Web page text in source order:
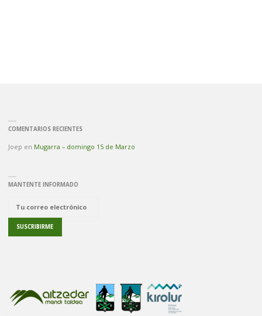
COMENTARIOS RECIENTES
Joep en Mugarra – domingo 15 de Marzo
MANTENTE INFORMADO